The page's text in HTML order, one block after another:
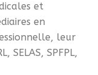
et
en
leur
SELAS, SPFPL,